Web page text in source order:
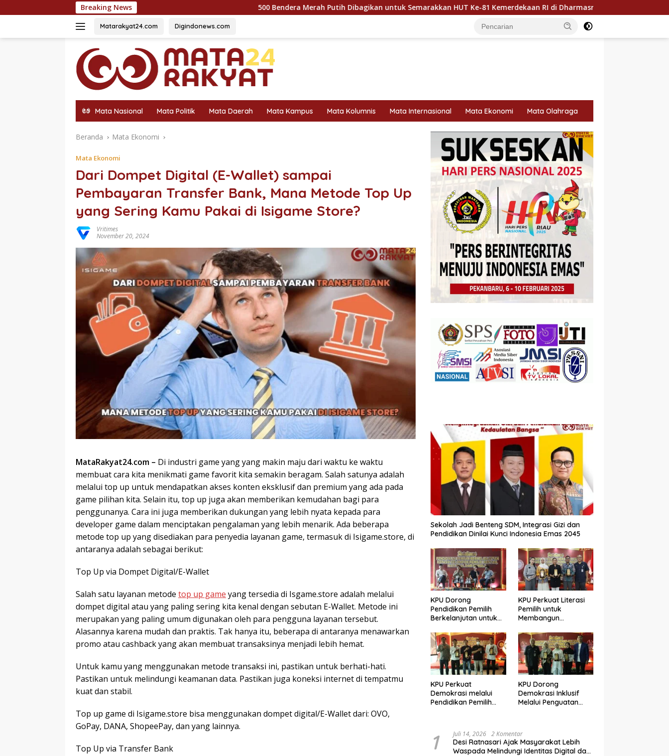
ke
Breaking News 500 Bendera Merah Putih Dibagikan untuk Semarakkan HUT Ke-81 Kemerdekaan RI di Dharmasraya Dharmasraya Utus Hj. Egi
Matarakyat24.com Digindonews.com
Mata Nasional Mata Politik Mata Daerah Mata Kampus Mata Kolumnis Mata Internasional Mata Ekonomi Mata Olahraga
Beranda Mata Ekonomi
Mata Ekonomi
Dari Dompet Digital (E-Wallet) sampai
Pembayaran Transfer Bank, Mana Metode Top Up
yang Sering Kamu Pakai di Isigame Store?
Vritimes
November 20, 2024
MataRakyat24.com – Di industri game yang yang makin maju dari waktu ke waktu
membuat cara kita menikmati game favorit kita semakin beragam. Salah satunya adalah
melalui top up untuk mendapatkan akses konten eksklusif dan premium yang ada pada
game pilihan kita. Selain itu, top up juga akan memberikan kemudahan bagi para
penggunanya. Cara ini juga memberikan dukungan yang lebih nyata kepada para
developer game dalam menciptakan pengalaman yang lebih menarik. Ada beberapa
metode top up yang disediakan para penyedia layanan game, termasuk di Isigame.store, di
antaranya adalah sebagai berikut:
Top Up via Dompet Digital/E-Wallet
Salah satu layanan metode top up game yang tersedia di Isgame.store adalah melalui
dompet digital atau yang paling sering kita kenal dengan sebutan E-Wallet. Metode ini
merupakan yang paling umum digunakan oleh para pengguna layanan tersebut.
Alasannya karena mudah dan praktis. Tak hanya itu, beberapa di antaranya menawarkan
promo atau cashback yang akan membuat transaksinya menjadi lebih hemat.
Untuk kamu yang menggunakan metode transaksi ini, pastikan untuk berhati-hati.
Pastikan untuk melindungi keamanan data. Pastikan juga koneksi internet di tempatmu
kuat dan stabil.
Top up game di Isigame.store bisa menggunakan dompet digital/E-Wallet dari: OVO,
GoPay, DANA, ShopeePay, dan yang lainnya.
Top Up via Transfer Bank
Sekolah Jadi Benteng SDM, Integrasi Gizi dan
Pendidikan Dinilai Kunci Indonesia Emas 2045
KPU Dorong
Pendidikan Pemilih
Berkelanjutan untuk
Demokrasi
KPU Perkuat Literasi
Pemilih untuk
Membangun
Berkualitas
KPU Perkuat
Demokrasi melalui
Pendidikan Pemilih
Marjinal, dan Pemula
KPU Dorong
Demokrasi Inklusif
Melalui Penguatan
1 Juli 14, 2026 2 Komentar
Desi Ratnasari Ajak Masyarakat Lebih
Waspada Melindungi Identitas Digital dan